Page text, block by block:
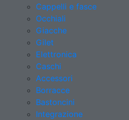
Cappelli e fasce
Occhiali
Giacche
Gilet
Elettronica
Caschi
Accessori
Borracce
Bastoncini
Integrazione